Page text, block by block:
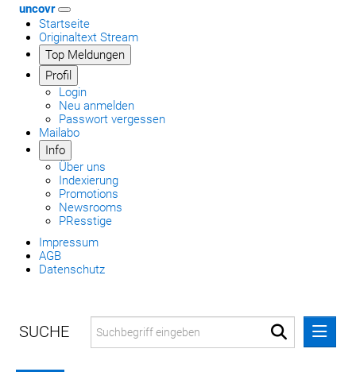
uncovr
Startseite
Originaltext Stream
Top Meldungen
Profil
Login
Neu anmelden
Passwort vergessen
Mailabo
Info
Über uns
Indexierung
Promotions
Newsrooms
PResstige
Impressum
AGB
Datenschutz